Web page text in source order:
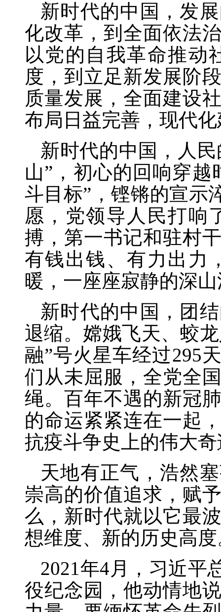
新时代的中国，发
化改革，到全面依法
以党的自我革命推动
度，到立足新发展阶
质量发展，全面建设
布局日益完善，现代
新时代的中国，人
山”，初心的回响穿
斗目标”，铿锵的宣示
愿，党领导人民打响
搏，第一书记和驻村
有钱出钱、有力出力
暖，一座座寂静的深
新时代的中国，团
退缩。嫦娥飞天、蛟
融”号火星车经过295
们从未屈服，全党全
绳。百年不遇的新冠
的命运紧紧连在一起
抗疫斗争史上的伟大
天地有正气，浩然
崇高的价值追求，赋
么，新时代就以它最
想维度、新的历史高
2021年4月，习近平
役纪念园，他动情地